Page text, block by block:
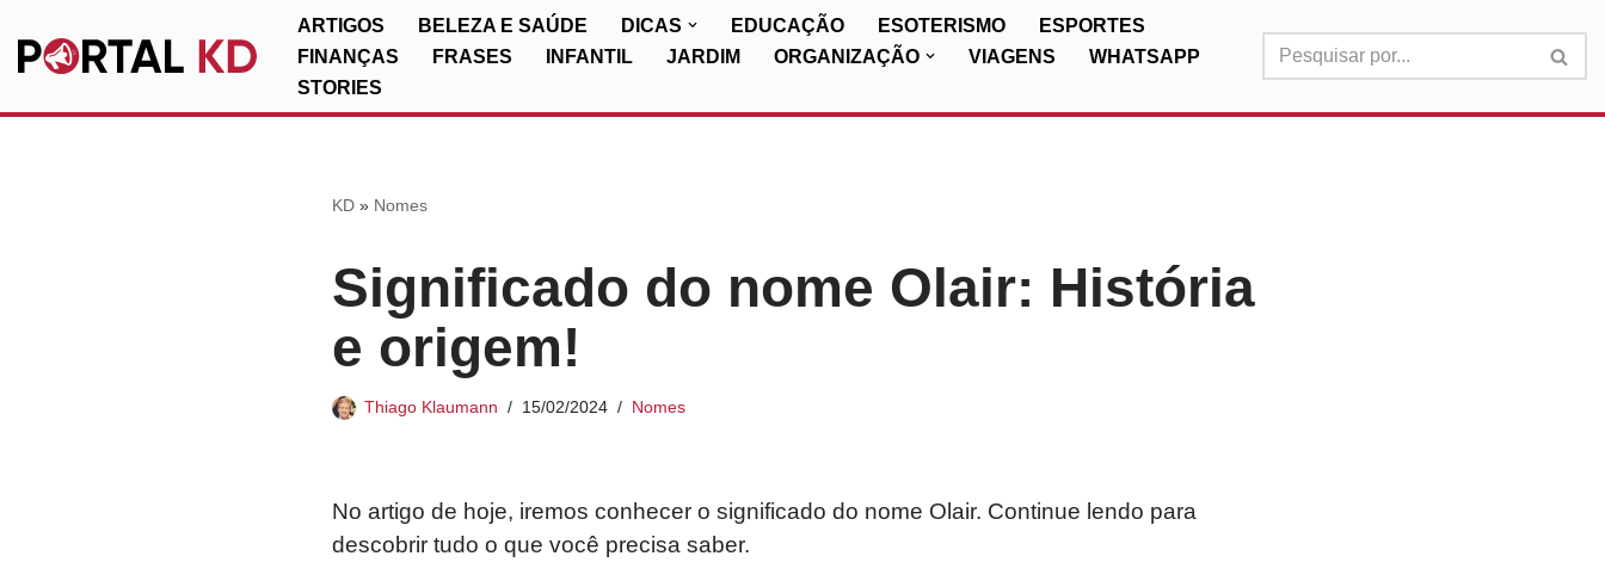
Pular
ARTIGOS BELEZA E SAÚDE DICAS EDUCAÇÃO ESOTERISMO
ESPORTES
FINANÇAS
FRASES INFANTIL JARDIM ORGANIZAÇÃO VIAGENS
WHATSAPP
STORIES
KD» Nomes
Significado do nome Olair: História
e origem!
Thiago Klaumann 15/02/2024 Nomes
No artigo de hoje, iremos conhecer o significado do nome Olair. Continue lendo para
descobrir tudo o que você precisa saber.